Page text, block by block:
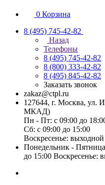
0 Корзина
8 (495) 745-42-82
Назад
Телефоны
8 (495) 745-42-82
8 (800) 333-42-82
8 (495) 845-42-82
Заказать звонок
zakaz@ctpl.ru
127644, г. Москва, ул.
МКАД)
Пн - Пт: с 09:00 до
Сб: с 09:00 до 15:00
Воскресенье: выходной
Понедельник -
до 15:00 Воскресенье: